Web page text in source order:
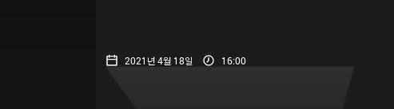
2021년 4월 18일 16:00